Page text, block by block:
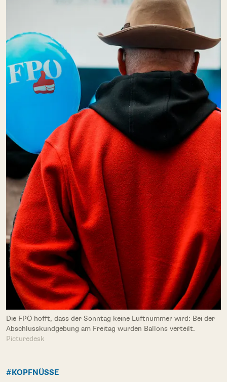
Die FPÖ hofft, dass der Sonntag keine Luftnummer wird: Bei der
Abschlusskundgebung am Freitag wurden Ballons verteilt.
Picturedesk
#KOPFNÜSSE